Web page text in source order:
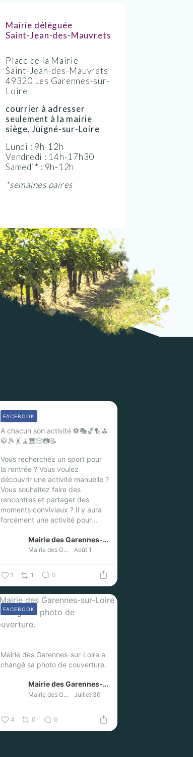
Mairie déléguée
Saint-Jean-des-Mauvrets
Place de la Mairie
Saint-Jean-des-Mauvrets
49320 Les Garennes-sur-
Loire
courrier à adresser
seulement à la mairie
siège, Juigné-sur-Loire
Lundi : 9h-12h
Vendredi : 14h-17h30
Samedi* : 9h-12h
*semaines paires
A chacun son activité ⚽🎭🏀🏸⛳️
🥋🎾🤸🧘🎹🎲📷📝
Vous recherchez un sport pour
la rentrée ? Vous voulez
découvrir une activité manuelle ?
Vous souhaitez faire des
rencontres et partager des
moments conviviaux ? Il y aura
forcément une activité pour...
Mairie des Garennes-sur-Loire
Mairie des Garennes-sur-Loire Août 1
FACEBOOK
1 1 0
Mairie des Garennes-sur-Loire a
changé sa photo de couverture.
Mairie des Garennes-sur-Loire
Mairie des Garennes-sur-Loire Juillet 30
FACEBOOK
4 0 0